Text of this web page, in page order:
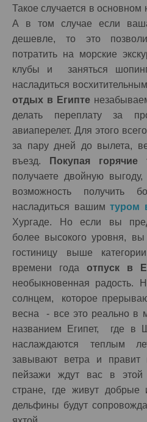
Такое случается в
А в том случае если
дешевле, то это
потратить на морские
клубы и заняться
насладиться
отдых в Египте
делать переплату за
авиаперелет. Для этого
за пару дней до вылета,
въезд.
Покупая
получаете двойную
возможность получить
насладиться вашимтуром
Хургаде. Но если вы
более высокого уровня,
гостиницу выше
времени года отпуск в
необыкновенная радость.
солнцем, которое
весна - все это реально в
названием Египет, где в
наслаждаются теплым
завывают ветра и
пейзажи ждут вас в этой
стране, где живут
дельфины будут